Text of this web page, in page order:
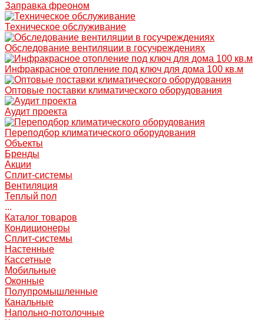
Заправка фреоном
Техническое обслуживание
Обследование вентиляции в госучреждениях
Инфракрасное отопление под ключ для дома 100 кв.м
Оптовые поставки климатического оборудования
Аудит проекта
Переподбор климатического оборудования
Объекты
Бренды
Акции
Сплит-системы
Вентиляция
Теплый пол
...
Каталог товаров
Кондиционеры
Сплит-системы
Настенные
Кассетные
Мобильные
Оконные
Полупромышленные
Канальные
Напольно-потолочные